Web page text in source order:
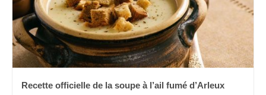
Recette officielle de la soupe à l’ail fumé d’Arleux